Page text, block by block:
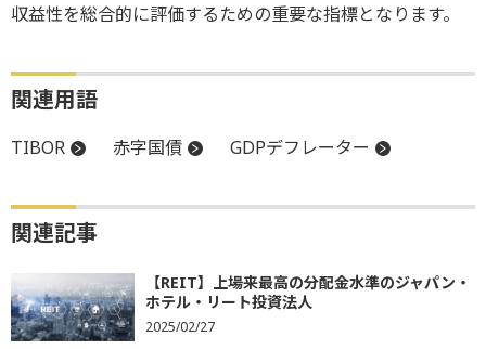
収益性を総合的に評価するための重要な指標となります。
関連用語
TIBOR 赤字国債 GDPデフレーター
関連記事
【REIT】上場来最高の分配金水準のジャパン・
ホテル・リート投資法人
2025/02/27